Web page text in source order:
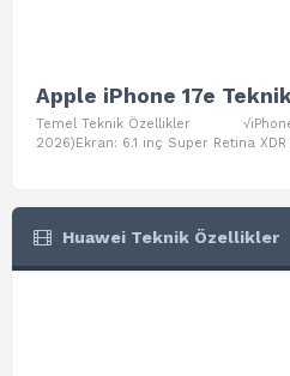
Apple iPhone 17e
Temel Teknik Özellikler √iPhone
2026)Ekran: 6.1 inç Super Retina XDR
Huawei Teknik Özellikler